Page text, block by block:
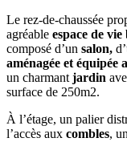
Le rez-de-chaussée
agréable espace de
composé d’un salon,
aménagée et équipée
un charmant jardin
surface de 250m2.
À l’étage, un palier
l’accès aux combles, un